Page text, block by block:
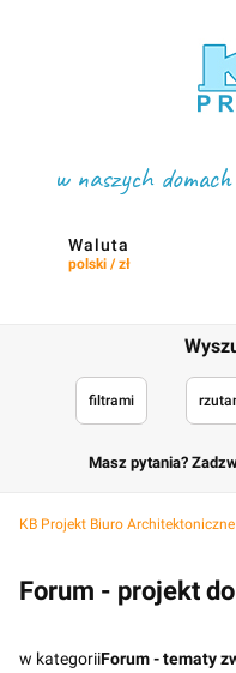
w naszych
Waluta
polski / zł
filtrami
Masz pytania?
KB Projekt Biuro Architektoniczne
Forum - projekt
w kategoriiForum - tematy